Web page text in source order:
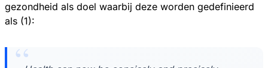
gezondheid als doel waarbij deze worden gedefinieerd
als (1):